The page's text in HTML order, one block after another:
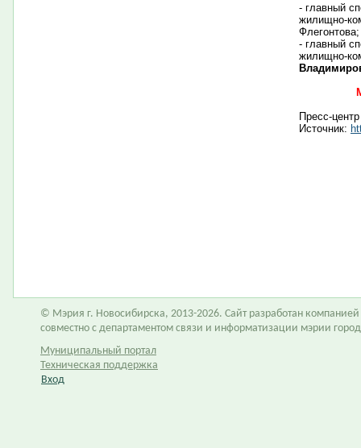
- главный
жилищно-
Флегонтова;
- главный
жилищно-
Пресс-
Источник:
© Мэрия г. Новосибирска, 2013-2026. Сайт разработан компанией
совместно с департаментом связи и информатизации мэрии
Муниципальный портал
Техническая поддержка
Вход